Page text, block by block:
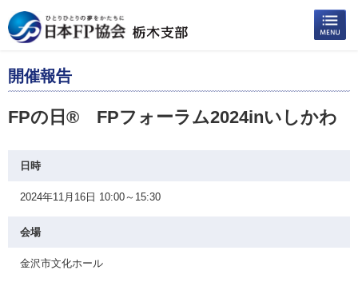
開催報告
FPの日® FPフォーラム2024inいしかわ
日時
2024年11月16日 10:00～15:30
会場
金沢市文化ホール